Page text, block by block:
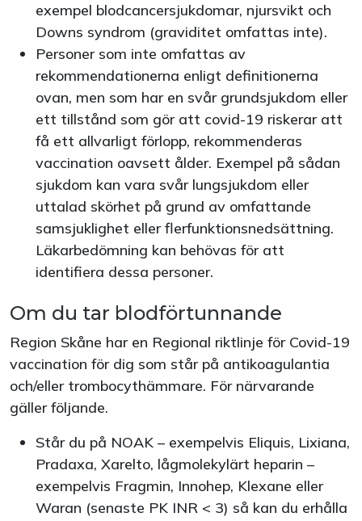
exempel blodcancersjukdomar, njursvikt och
Downs syndrom (graviditet omfattas inte).
Personer som inte omfattas av
rekommendationerna enligt definitionerna
ovan, men som har en svår grundsjukdom eller
ett tillstånd som gör att covid-19 riskerar att
få ett allvarligt förlopp, rekommenderas
vaccination oavsett ålder. Exempel på sådan
sjukdom kan vara svår lungsjukdom eller
uttalad skörhet på grund av omfattande
samsjuklighet eller flerfunktionsnedsättning.
Läkarbedömning kan behövas för att
identifiera dessa personer.
Om du tar blodförtunnande
Region Skåne har en Regional riktlinje för Covid-19
vaccination för dig som står på antikoagulantia
och/eller trombocythämmare. För närvarande
gäller följande.
Står du på NOAK – exempelvis Eliquis, Lixiana,
Pradaxa, Xarelto, lågmolekylärt heparin –
exempelvis Fragmin, Innohep, Klexane eller
Waran (senaste PK INR < 3) så kan du erhålla